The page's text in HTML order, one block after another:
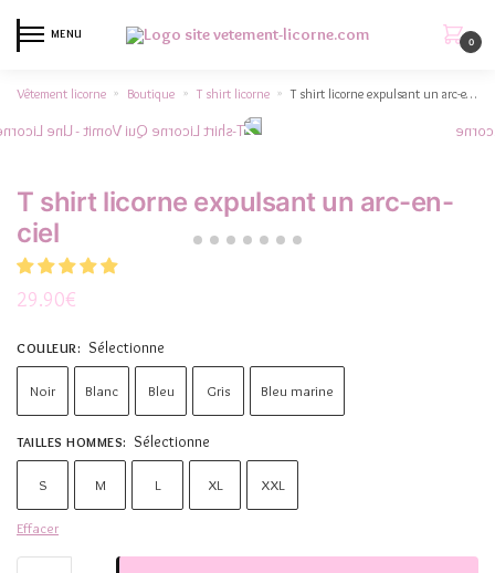
MENU
0
Vêtement licorne » Boutique » T shirt licorne » T shirt licorne expulsant un arc-en-ciel
T shirt licorne expulsant un arc-en-
ciel
29.90€
COULEUR: Sélectionne
Noir Blanc Bleu Gris Bleu marine
TAILLES HOMMES: Sélectionne
S M L XL XXL
Effacer